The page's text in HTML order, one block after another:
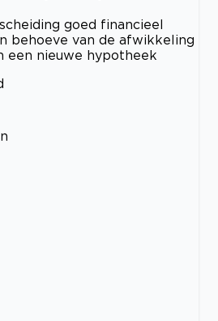
goed financieel
behoeve van de afwikkeling
een nieuwe hypotheek